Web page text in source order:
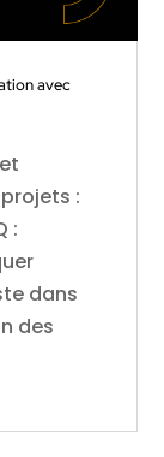
avec
:
:
dans
des